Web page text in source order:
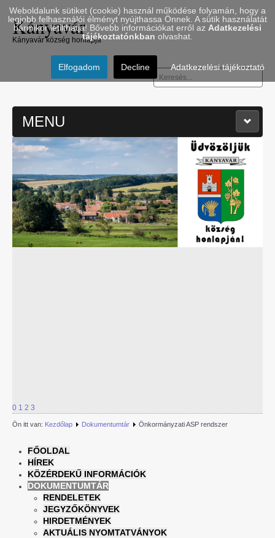
Kányavár
Kányavár község honlapja
Keresés...
MENU
0 1 2 3
Ön itt van: Kezdőlap Dokumentumtár Önkormányzati ASP rendszer
FŐOLDAL
HÍREK
KÖZÉRDEKŰ INFORMÁCIÓK
DOKUMENTUMTÁR
RENDELETEK
JEGYZŐKÖNYVEK
HIRDETMÉNYEK
AKTUÁLIS NYOMTATVÁNYOK
Weboldalunk sütiket (cookie) használ működése folyamán, hogy a
legjobb felhasználói élményt nyújthassa Önnek. A sütik használatát
bármikor letilthatja! Bővebb információkat erről az Adatkezelési
tájékoztatónkban olvashat.
Elfogadom Decline Adatkezelési tájékoztató